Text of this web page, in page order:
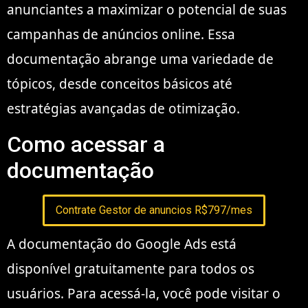
anunciantes a maximizar o potencial de suas
campanhas de anúncios online. Essa
documentação abrange uma variedade de
tópicos, desde conceitos básicos até
estratégias avançadas de otimização.
Como acessar a
documentação
Contrate Gestor de anuncios R$797/mes
A documentação do Google Ads está
disponível gratuitamente para todos os
usuários. Para acessá-la, você pode visitar o